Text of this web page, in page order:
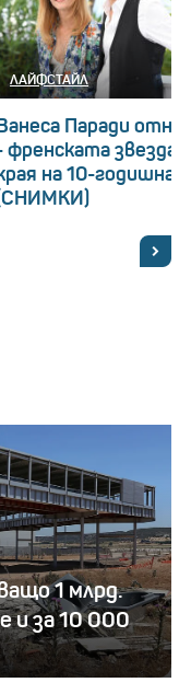
ЛАЙФСТАЙЛ
Паради
френската звезда
на 10-годишна
1 млрд.
и за 10 000